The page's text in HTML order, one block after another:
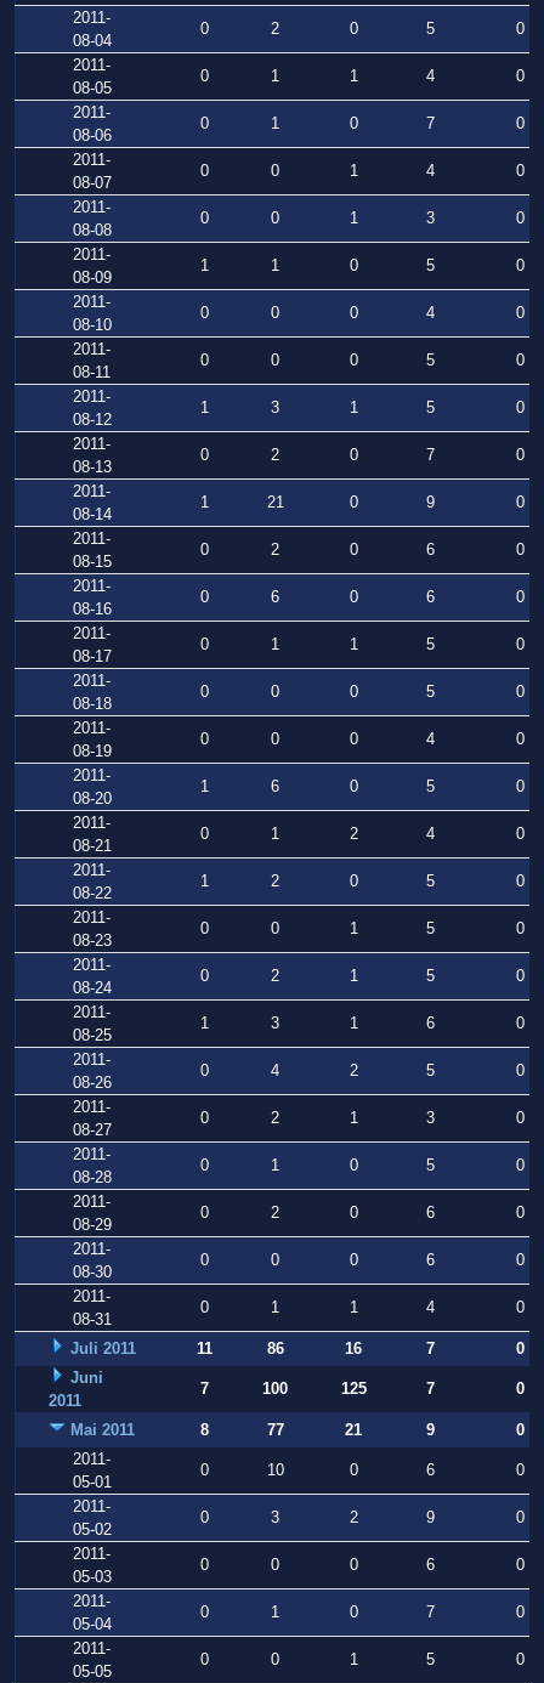
2011-
08-04
0 2 0 5
0
2011-
08-05
0 1 1 4
0
2011-
08-06
0 1 0 7
0
2011-
08-07
0 0 1 4
0
2011-
08-08
0 0 1 3
0
2011-
08-09
1 1 0 5
0
2011-
08-10
0 0 0 4
0
2011-
08-11
0 0 0 5
0
2011-
08-12
1 3 1 5
0
2011-
08-13
0 2 0 7
0
2011-
08-14
1 21 0 9
0
2011-
08-15
0 2 0 6
0
2011-
08-16
0 6 0 6
0
2011-
08-17
0 1 1 5
0
2011-
08-18
0 0 0 5
0
2011-
08-19
0 0 0 4
0
2011-
08-20
1 6 0 5
0
2011-
08-21
0 1 2 4
0
2011-
08-22
1 2 0 5
0
2011-
08-23
0 0 1 5
0
2011-
08-24
0 2 1 5
0
2011-
08-25
1 3 1 6
0
2011-
08-26
0 4 2 5
0
2011-
08-27
0 2 1 3
0
2011-
08-28
0 1 0 5
0
2011-
08-29
0 2 0 6
0
2011-
08-30
0 0 0 6
0
2011-
08-31
0 1 1 4 0
Juli 2011 11 86 16 7
0
Juni
2011
7 100 125 7 0
Mai 2011 8 77 21 9
0
2011-
05-01
0 10 0 6
0
2011-
05-02
0 3 2 9
0
2011-
05-03
0 0 0 6
0
2011-
05-04
0 1 0 7
0
2011-
05-05
0 0 1 5
0